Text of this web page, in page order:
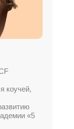
коучей,
«5